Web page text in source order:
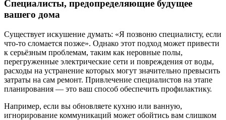
Специалисты, предопределяющие будущее
вашего дома
Существует искушение думать: «Я позвоню специалисту, если
что-то сломается позже». Однако этот подход может привести
к серьёзным проблемам, таким как неровные полы,
перегруженные электрические сети и повреждения от воды,
расходы на устранение которых могут значительно превысить
затраты на сам ремонт. Привлечение специалистов на этапе
планирования — это ваш способ обеспечить профилактику.
Например, если вы обновляете кухню или ванную,
игнорирование коммуникаций может обойтись вам слишком